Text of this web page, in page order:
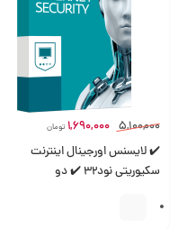
5,100,000
1,690,000 تومان
✔️ لایسنس اورجینال اینترنت
سکیوریتی نود32 ✔️ دو